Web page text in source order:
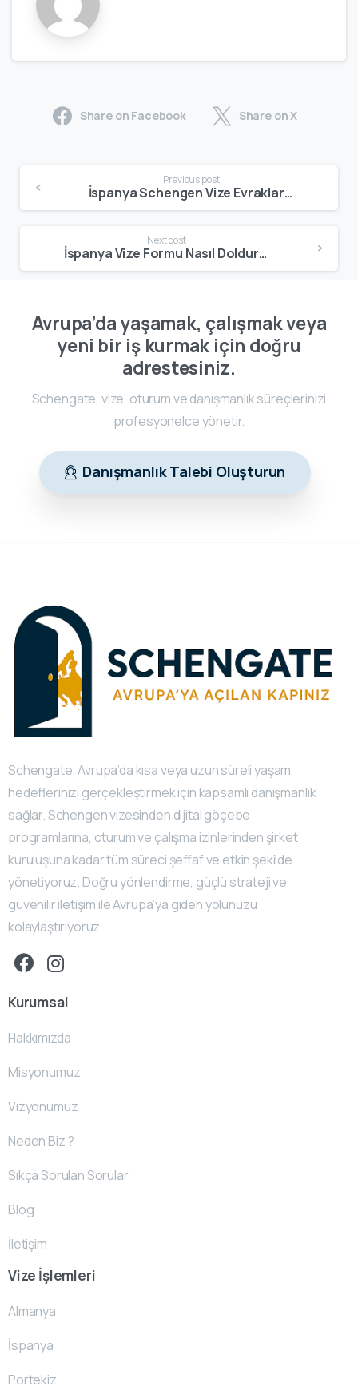
Share on Facebook Share on X
Previous post
İspanya Schengen Vize Evrakları 2025 – En Güncel ve Eksiksiz Evrak Listesi
Next post
İspanya Vize Formu Nasıl Doldurulur? 2025 Schengen Başvuru Rehberi
Avrupa’da yaşamak, çalışmak veya
yeni bir iş kurmak için doğru
adrestesiniz.
Schengate, vize, oturum ve danışmanlık süreçlerinizi
profesyonelce yönetir.
Danışmanlık Talebi Oluşturun
Schengate, Avrupa’da kısa veya uzun süreli yaşam
hedeflerinizi gerçekleştirmek için kapsamlı danışmanlık
sağlar. Schengen vizesinden dijital göçebe
programlarına, oturum ve çalışma izinlerinden şirket
kuruluşuna kadar tüm süreci şeffaf ve etkin şekilde
yönetiyoruz. Doğru yönlendirme, güçlü strateji ve
güvenilir iletişim ile Avrupa’ya giden yolunuzu
kolaylaştırıyoruz.
Kurumsal
Hakkımızda
Misyonumuz
Vizyonumuz
Neden Biz ?
Sıkça Sorulan Sorular
Blog
İletişim
Vize İşlemleri
Almanya
İspanya
Portekiz